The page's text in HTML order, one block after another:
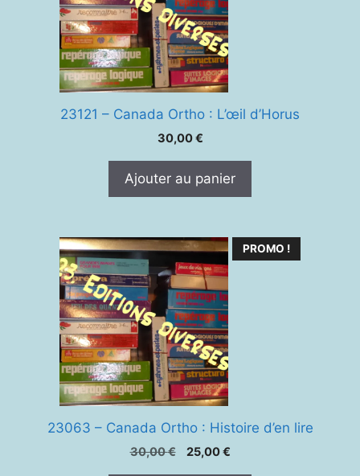
23121 – Canada Ortho : L’œil d’Horus
30,00€
Ajouter au panier
PROMO !
23063 – Canada Ortho : Histoire d’en lire
30,00€
Le
25,00€Le